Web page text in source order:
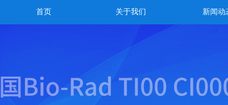
首页 关于我们 新闻动